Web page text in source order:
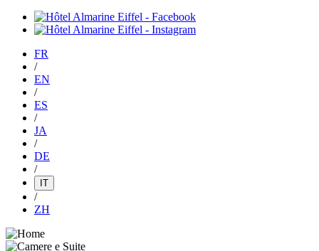
FR
/
EN
/
ES
/
JA
/
DE
/
IT
/
ZH